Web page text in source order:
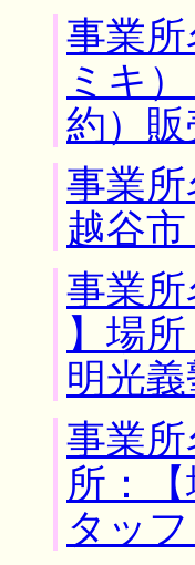
事業
ミキ
約）
事業
越谷
事業
】場
明光
事業
所：
タッ